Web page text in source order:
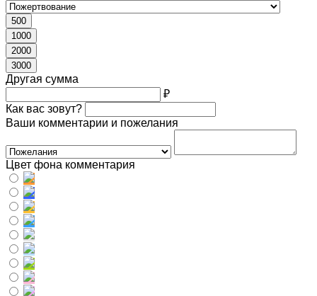
500
1000
2000
3000
Другая сумма
₽
Как вас зовут?
Ваши комментарии и пожелания
Цвет фона комментария